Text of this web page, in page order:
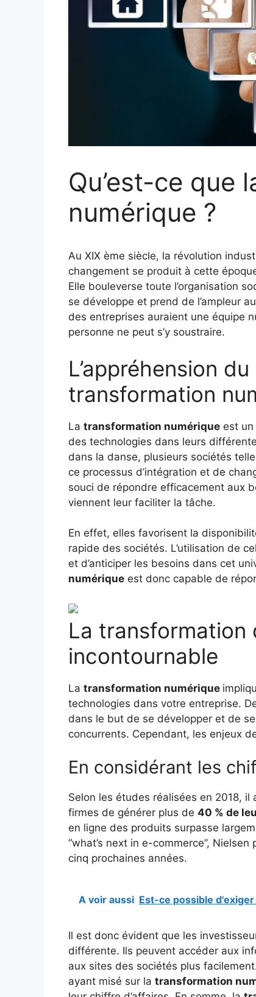
Qu’est-ce que
numérique ?
Au XIX ème siècle, la révolution
changement se produit à cette
Elle bouleverse toute l’organisation
se développe et prend de l’ampleur
des entreprises auraient une équipe
personne ne peut s’y soustraire.
L’appréhension
transformation
La transformation numérique est
des technologies dans leurs
dans la danse, plusieurs sociétés
ce processus d’intégration et de
souci de répondre efficacement aux
viennent leur faciliter la tâche.
En effet, elles favorisent la
rapide des sociétés. L’utilisation de
et d’anticiper les besoins dans cet
numérique est donc capable de
La transformation
incontournable
La transformation numérique
technologies dans votre entreprise.
dans le but de se développer et de
concurrents. Cependant, les enjeux
En considérant les
Selon les études réalisées en 2018,
firmes de générer plus de 40 % de
en ligne des produits surpasse
“what’s next in e-commerce”,
cinq prochaines années.
A voir aussi Est-ce possible
Il est donc évident que les
différente. Ils peuvent accéder aux
aux sites des sociétés plus
ayant misé sur la transformation